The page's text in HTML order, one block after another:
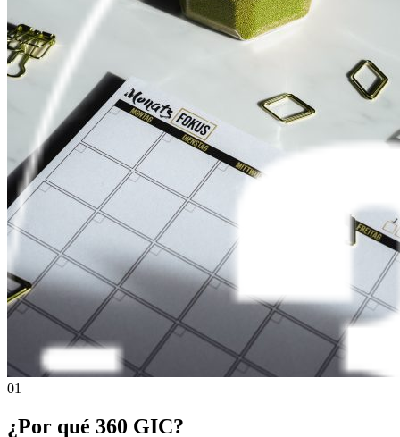
01
¿Por qué 360 GIC?